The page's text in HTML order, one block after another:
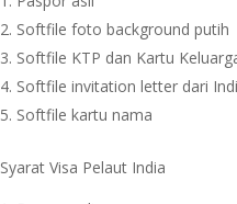
Softfile foto background putih
Softfile KTP dan Kartu
Softfile invitation letter dari
Softfile kartu nama
Syarat Visa Pelaut India